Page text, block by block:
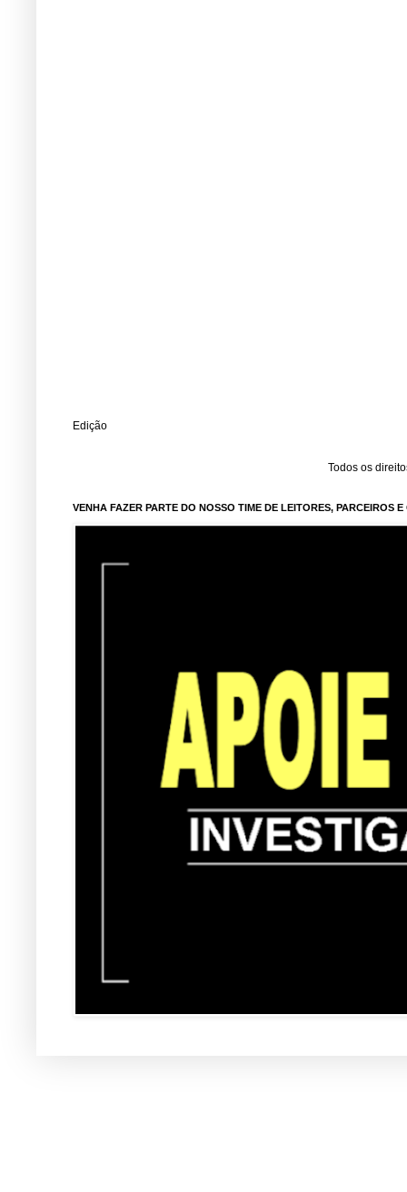
Edição
Todos os
VENHA FAZER PARTE DO NOSSO TIME DE LEITORES, PARCEIROS